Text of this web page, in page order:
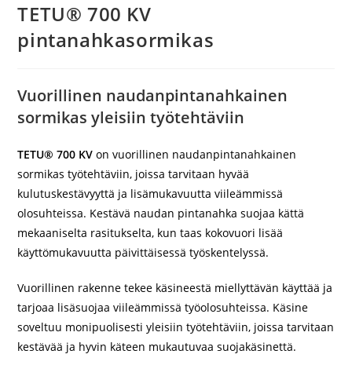
TETU® 700 KV
pintanahkasormikas
Vuorillinen naudanpintanahkainen
sormikas yleisiin työtehtäviin
TETU® 700 KV on vuorillinen naudanpintanahkainen
sormikas työtehtäviin, joissa tarvitaan hyvää
kulutuskestävyyttä ja lisämukavuutta viileämmissä
olosuhteissa. Kestävä naudan pintanahka suojaa kättä
mekaaniselta rasitukselta, kun taas kokovuori lisää
käyttömukavuutta päivittäisessä työskentelyssä.
Vuorillinen rakenne tekee käsineestä miellyttävän käyttää ja
tarjoaa lisäsuojaa viileämmissä työolosuhteissa. Käsine
soveltuu monipuolisesti yleisiin työtehtäviin, joissa tarvitaan
kestävää ja hyvin käteen mukautuvaa suojakäsinettä.